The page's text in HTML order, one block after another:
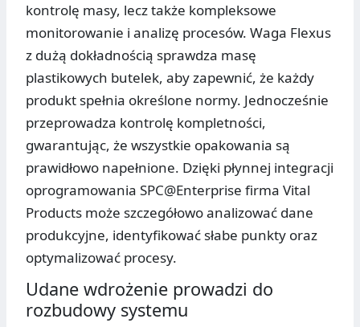
kontrolę masy, lecz także kompleksowe
monitorowanie i analizę procesów. Waga Flexus
z dużą dokładnością sprawdza masę
plastikowych butelek, aby zapewnić, że każdy
produkt spełnia określone normy. Jednocześnie
przeprowadza kontrolę kompletności,
gwarantując, że wszystkie opakowania są
prawidłowo napełnione. Dzięki płynnej integracji
oprogramowania SPC@Enterprise firma Vital
Products może szczegółowo analizować dane
produkcyjne, identyfikować słabe punkty oraz
optymalizować procesy.
Udane wdrożenie prowadzi do
rozbudowy systemu